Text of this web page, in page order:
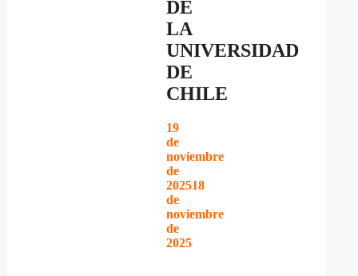
DE
LA
UNIVERSIDAD
DE
CHILE
19
de
noviembre
de
202518
de
noviembre
de
2025